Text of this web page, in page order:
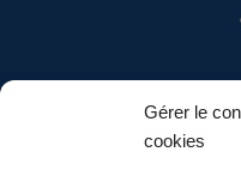
Gérer le
cookies
Un